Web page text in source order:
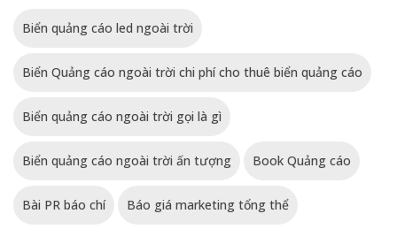
Biển quảng cáo led ngoài trời
Biển Quảng cáo ngoài trời chi phí cho thuê biển quảng cáo
Biển quảng cáo ngoài trời gọi là gì
Biển quảng cáo ngoài trời ấn tượng Book Quảng cáo
Bài PR báo chí Báo giá marketing tổng thể